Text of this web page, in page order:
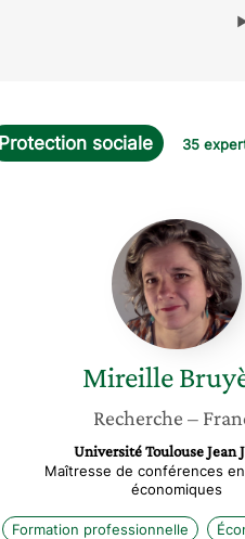
Protection sociale 35
Mireille
Bruyère
Mireille
Recherche –
Université Toulouse Jean
Maîtresse de conférences
économiques
Formation professionnelle